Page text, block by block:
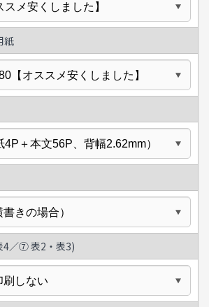
紙
4／⑦表2・表3)